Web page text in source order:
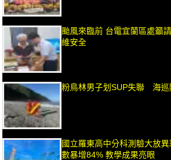
颱風來臨前 台電宜蘭區處籲
維安全
粉鳥林男子划SUP失聯 海巡
國立羅東高中分科測驗大放
數暴增84% 教學成果亮眼